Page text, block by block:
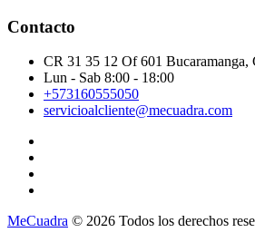
Contacto
CR 31 35 12 Of 601 Bucaramanga,
Lun - Sab 8:00 - 18:00
+573160555050
servicioalcliente@mecuadra.com
MeCuadra © 2026 Todos los derechos